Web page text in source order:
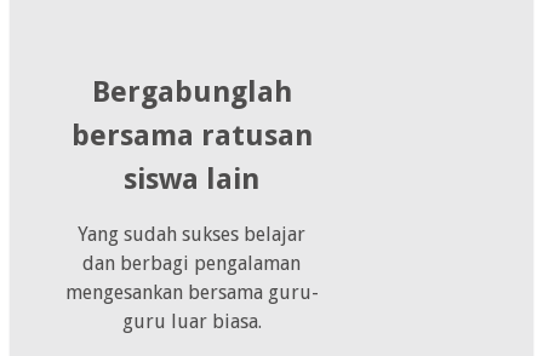
Bergabunglah
bersama ratusan
siswa lain
Yang sudah sukses belajar
dan berbagi pengalaman
mengesankan bersama guru-
guru luar biasa.